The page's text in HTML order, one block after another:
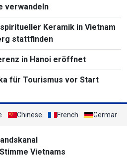
verwandeln
Keramik in Vietnam
stattfinden
in Hanoi eröffnet
für Tourismus vor Start
Chinese French German
Vietnams